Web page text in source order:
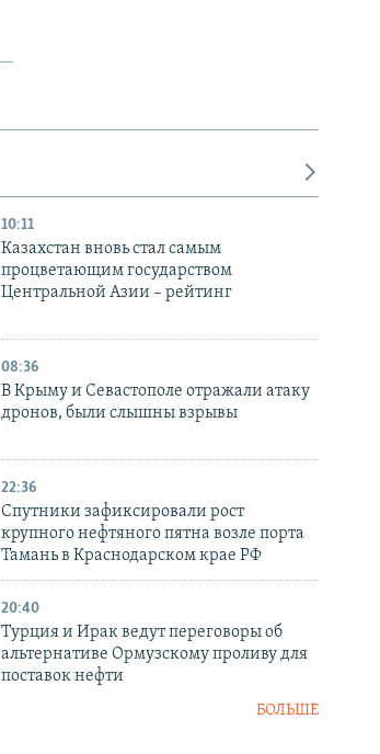
10:11
Казахстан вновь стал самым
процветающим государством
Центральной Азии – рейтинг
08:36
В Крыму и Севастополе отражали атаку
дронов, были слышны взрывы
22:36
Спутники зафиксировали рост
крупного нефтяного пятна возле порта
Тамань в Краснодарском крае РФ
20:40
Турция и Ирак ведут переговоры об
альтернативе Ормузскому проливу для
поставок нефти
БОЛЬШЕ